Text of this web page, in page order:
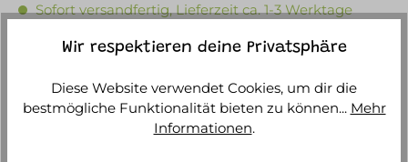
Sofort versandfertig, Lieferzeit ca. 1-3 Werktage
IN DEN WARENKORB
Wir respektieren deine Privatsphäre
Diese Website verwendet Cookies, um dir die
bestmögliche Funktionalität bieten zu können... Mehr
Informationen.